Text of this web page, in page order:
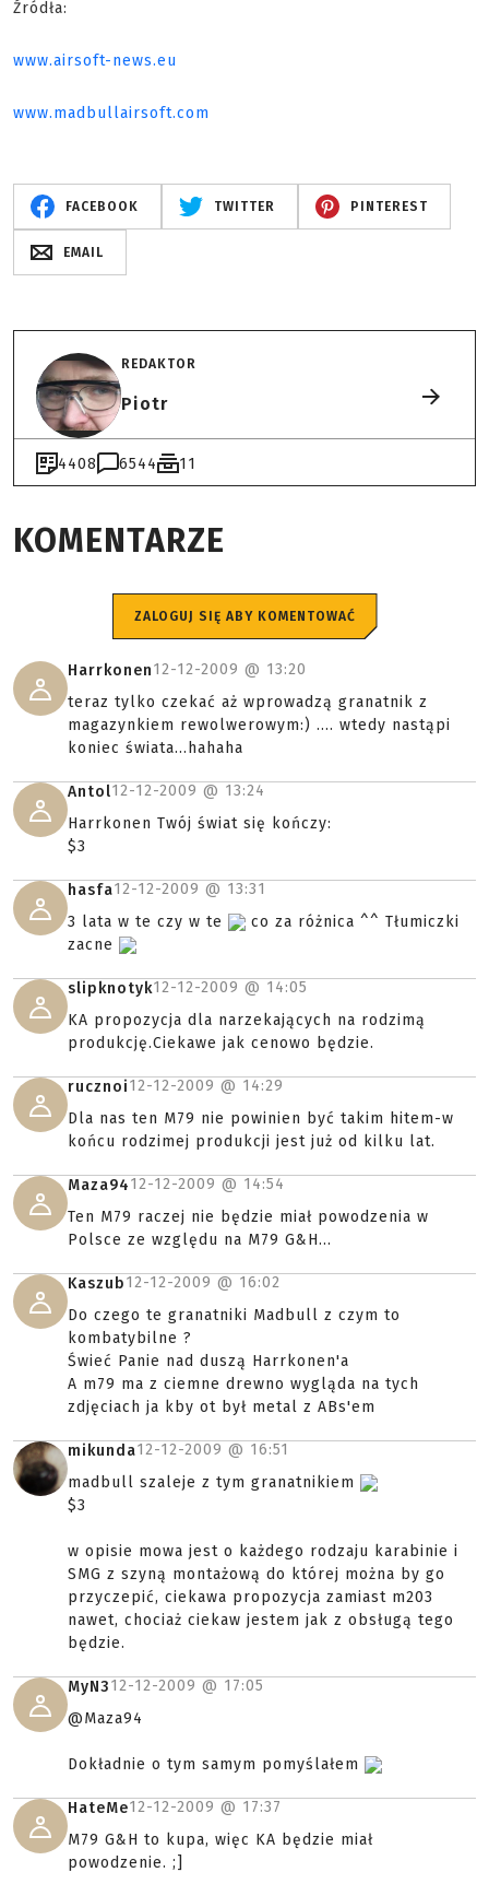
Źródła:
www.airsoft-news.eu
www.madbullairsoft.com
FACEBOOK TWITTER PINTEREST
EMAIL
REDAKTOR
Piotr
4408 6544 11
KOMENTARZE
ZALOGUJ SIĘ ABY KOMENTOWAĆ
Harrkonen12-12-2009 @ 13:20
teraz tylko czekać aż wprowadzą granatnik z
magazynkiem rewolwerowym:) .... wtedy nastąpi
koniec świata...hahaha
Antol12-12-2009 @ 13:24
Harrkonen Twój świat się kończy:
$3
hasfa12-12-2009 @ 13:31
3 lata w te czy w te
co za różnica ^^ Tłumiczki
zacne
slipknotyk12-12-2009 @ 14:05
KA propozycja dla narzekających na rodzimą
produkcję.Ciekawe jak cenowo będzie.
rucznoi12-12-2009 @ 14:29
Dla nas ten M79 nie powinien być takim hitem-w
końcu rodzimej produkcji jest już od kilku lat.
Maza9412-12-2009 @ 14:54
Ten M79 raczej nie będzie miał powodzenia w
Polsce ze względu na M79 G&H...
Kaszub12-12-2009 @ 16:02
Do czego te granatniki Madbull z czym to
kombatybilne ?
Świeć Panie nad duszą Harrkonen'a
A m79 ma z ciemne drewno wygląda na tych
zdjęciach ja kby ot był metal z ABs'em
mikunda12-12-2009 @ 16:51
madbull szaleje z tym granatnikiem
$3
w opisie mowa jest o każdego rodzaju karabinie i
SMG z szyną montażową do której można by go
przyczepić, ciekawa propozycja zamiast m203
nawet, chociaż ciekaw jestem jak z obsługą tego
będzie.
MyN312-12-2009 @ 17:05
@Maza94
Dokładnie o tym samym pomyślałem
HateMe12-12-2009 @ 17:37
M79 G&H to kupa, więc KA będzie miał
powodzenie. ;]